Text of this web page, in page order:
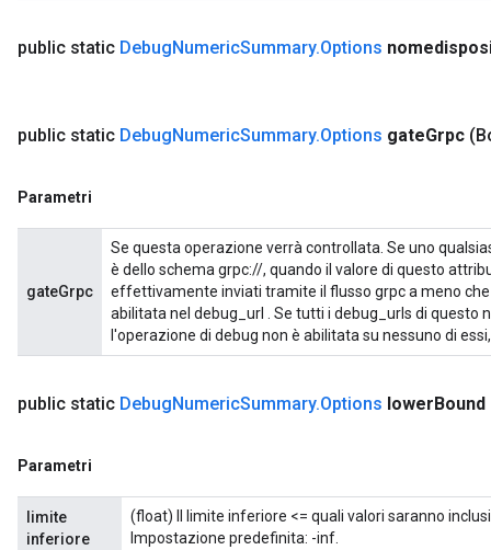
public static DebugNumericSummary.Options
public static DebugNumericSummary.Options gateGrpc
Parametri
gateGrpc
Se questa operazione verrà controllata. Se uno
è dello schema grpc://, quando il valore di questo
effettivamente inviati tramite il flusso grpc a meno
abilitata nel debug_url . Se tutti i debug_urls di questo
l'operazione di debug non è abilitata su nessuno di
public static DebugNumericSummary.Options lowerBound
Parametri
limite
inferiore
(float) Il limite inferiore <= quali valori saranno
Impostazione predefinita: -inf.